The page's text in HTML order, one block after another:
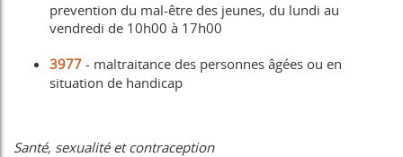
prevention du mal-être des jeunes, du lundi au
vendredi de 10h00 à 17h00
3977 - maltraitance des personnes âgées ou en
situation de handicap
Santé, sexualité et contraception